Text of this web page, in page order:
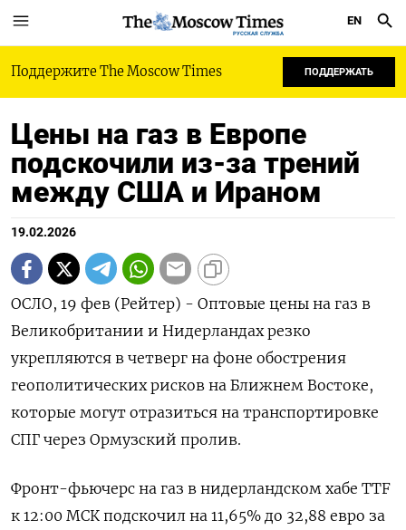
РУССКАЯ СЛУЖБА
EN
Поддержите The Moscow Times ПОДДЕРЖАТЬ
Цены на газ в Европе
подскочили из-за трений
между США и Ираном
19.02.2026
ОСЛО, 19 фев (Рейтер) - Оптовые цены на газ в
Великобритании и Нидерландах резко
укрепляются в четверг на фоне обострения
геополитических ‌рисков на Ближнем Востоке,
которые могут отразиться на транспортировке
СПГ через Ормузский пролив.
Фронт-фьючерс на газ в нидерландском хабе ​TTF
к 12:00 ​МСК подскочил ​на 11,⁠65% до 32,88 евро ‌за